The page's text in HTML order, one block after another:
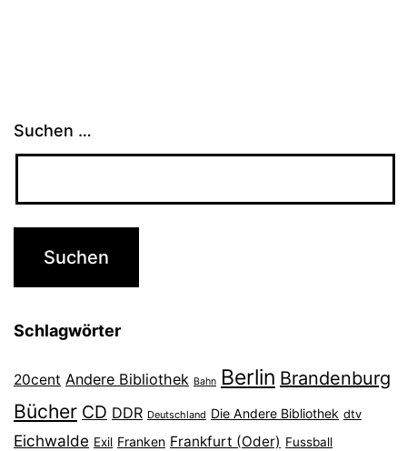
Suchen …
Schlagwörter
20cent Andere Bibliothek Bahn Berlin Brandenburg
Bücher CD DDR Deutschland Die Andere Bibliothek dtv
Eichwalde Exil Franken Frankfurt (Oder) Fussball